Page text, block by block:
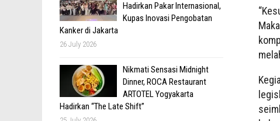
Hadirkan Pakar Internasional,
Kupas Inovasi Pengobatan
Kanker di Jakarta
26 July 2026
Nikmati Sensasi Midnight
Dinner, ROCA Restaurant
ARTOTEL Yogyakarta
Hadirkan “The Late Shift”